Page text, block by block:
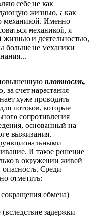
себе не как
жизнью, а как
механикой. Именно
механикой, я
жизнью и деятельностью,
больше не механики
повышенную плотность,
за счет нарастания
хуже проводить
потоков, которые
сопротивления
основанный на
выживания.
И такое решение
в окружении живой
Среди
отметить:
обмена)
задержки